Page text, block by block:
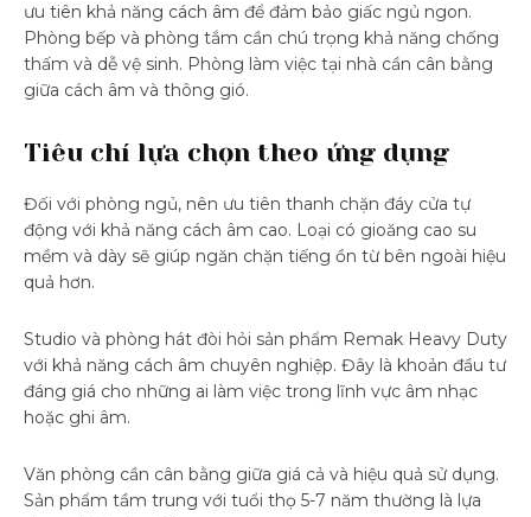
ưu tiên khả năng cách âm để đảm bảo giấc ngủ ngon.
Phòng bếp và phòng tắm cần chú trọng khả năng chống
thấm và dễ vệ sinh. Phòng làm việc tại nhà cần cân bằng
giữa cách âm và thông gió.
Tiêu chí lựa chọn theo ứng dụng
Đối với phòng ngủ, nên ưu tiên thanh chặn đáy cửa tự
động với khả năng cách âm cao. Loại có gioăng cao su
mềm và dày sẽ giúp ngăn chặn tiếng ồn từ bên ngoài hiệu
quả hơn.
Studio và phòng hát đòi hỏi sản phẩm Remak Heavy Duty
với khả năng cách âm chuyên nghiệp. Đây là khoản đầu tư
đáng giá cho những ai làm việc trong lĩnh vực âm nhạc
hoặc ghi âm.
Văn phòng cần cân bằng giữa giá cả và hiệu quả sử dụng.
Sản phẩm tầm trung với tuổi thọ 5-7 năm thường là lựa